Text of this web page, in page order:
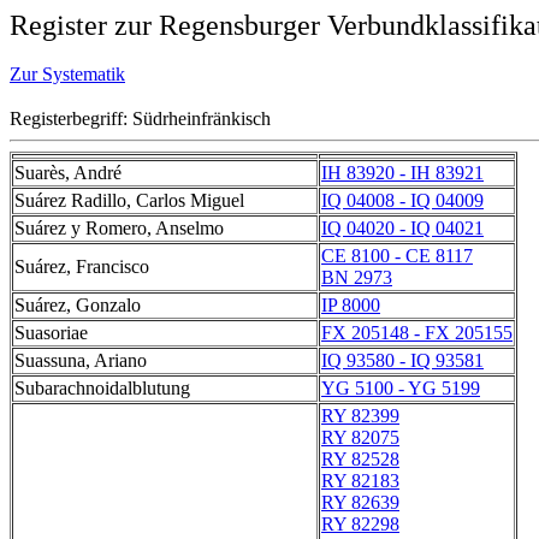
Register zur Regensburger
Zur Systematik
Registerbegriff: Südrheinfränkisch
Suarès, André
IH 83920 - IH 83921
Suárez Radillo, Carlos Miguel
IQ 04008 - IQ 04009
Suárez y Romero, Anselmo
IQ 04020 - IQ 04021
Suárez, Francisco
CE 8100 - CE 8117
BN 2973
Suárez, Gonzalo
IP 8000
Suasoriae
FX 205148 - FX 205155
Suassuna, Ariano
IQ 93580 - IQ 93581
Subarachnoidalblutung
YG 5100 - YG 5199
RY 82399
RY 82075
RY 82528
RY 82183
RY 82639
RY 82298